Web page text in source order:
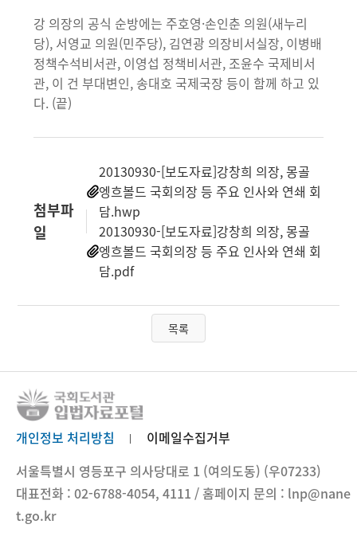
강 의장의 공식 순방에는 주호영·손인춘 의원(새누리
당), 서영교 의원(민주당), 김연광 의장비서실장, 이병배
정책수석비서관, 이영섭 정책비서관, 조윤수 국제비서
관, 이 건 부대변인, 송대호 국제국장 등이 함께 하고 있
다. (끝)
첨부파
일
20130930-[보도자료]강창희 의장, 몽골
엥흐볼드 국회의장 등 주요 인사와 연쇄 회
담.hwp
20130930-[보도자료]강창희 의장, 몽골
엥흐볼드 국회의장 등 주요 인사와 연쇄 회
담.pdf
목록
개인정보 처리방침
이메일수집거부
서울특별시 영등포구 의사당대로 1 (여의도동) (우07233)
대표전화 : 02-6788-4054, 4111 / 홈페이지 문의 : lnp@nane
t.go.kr